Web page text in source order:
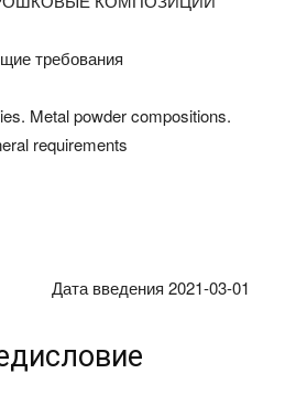
требования
Metal powder compositions.
requirements
Дата введения 2021-03-01